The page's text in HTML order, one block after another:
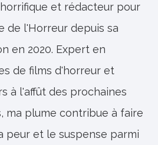
et rédacteur pour
de l'Horreur depuis sa
en 2020. Expert en
de films d'horreur et
à l'affût des prochaines
ma plume contribue à faire
peur et le suspense parmi